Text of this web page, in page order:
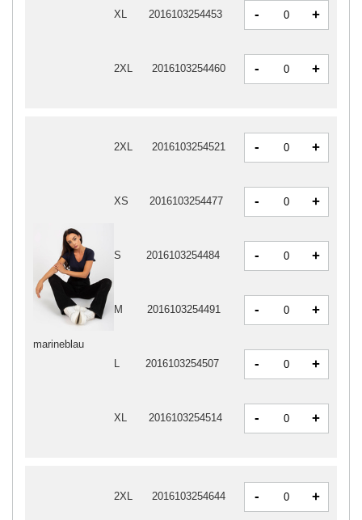
marineblau
2XL 2016103254521 - +
XS 2016103254477 - +
S 2016103254484 - +
M 2016103254491 - +
L 2016103254507 - +
XL 2016103254514 - +
2XL 2016103254644 - +
XL 2016103254453 - +
2XL 2016103254460 - +